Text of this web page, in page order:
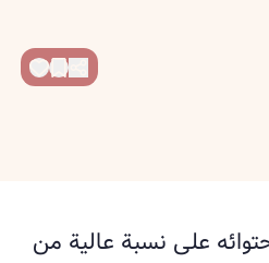
على نسبة عالية من